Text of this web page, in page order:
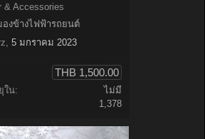
& Accessories
องข้างไฟฟ้ารถยนต์
, 5 มกราคม 2023
THB 1,500.00
ใน:
ไม่มี
1,378